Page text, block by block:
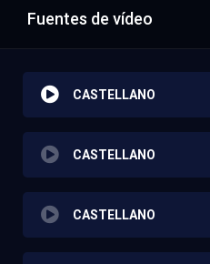
Fuentes de vídeo
CASTELLANO
CASTELLANO
CASTELLANO